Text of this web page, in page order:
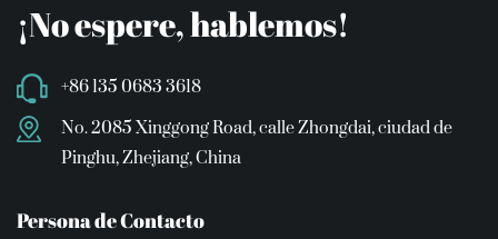
¡No espere, hablemos!
+86 135 0683 3618
No. 2085 Xinggong Road, calle Zhongdai, ciudad de
Pinghu, Zhejiang, China
Persona de Contacto